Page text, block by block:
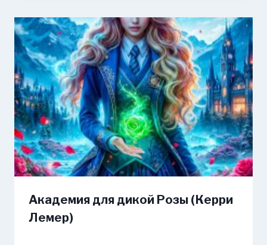
Академия для дикой Розы (Керри
Лемер)